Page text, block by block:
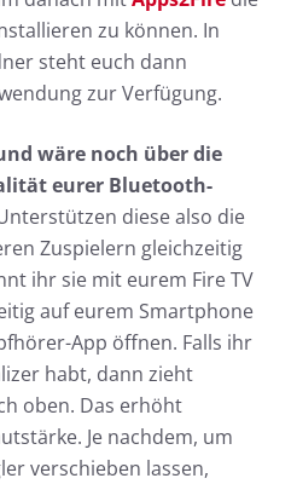
zu können. In
steht euch dann
zur Verfügung.
wäre noch über die
eurer Bluetooth-
diese also die
Zuspielern gleichzeitig
ihr sie mit eurem Fire TV
auf eurem Smartphone
App öffnen. Falls ihr
habt, dann zieht
oben. Das erhöht
Je nachdem, um
verschieben lassen,